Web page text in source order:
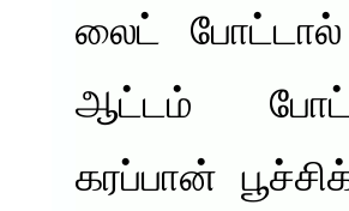
லைட் போட்டால்
ஆட்டம்
கரப்பான்